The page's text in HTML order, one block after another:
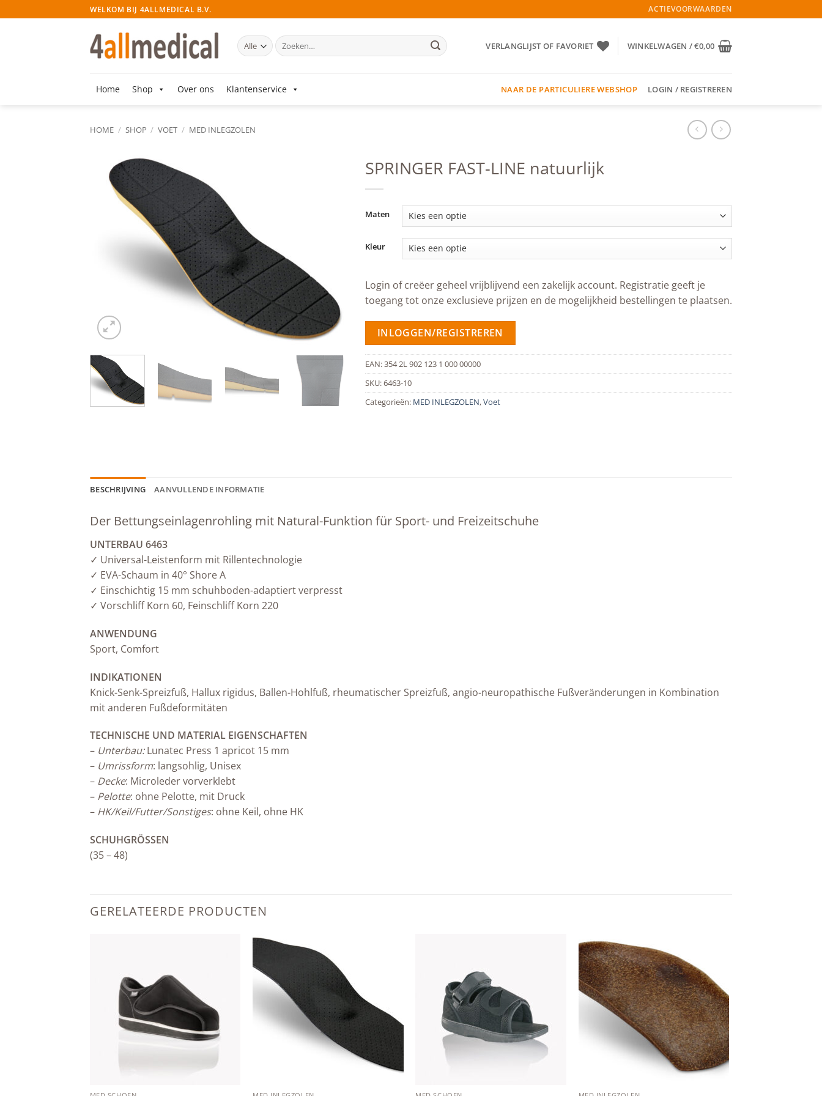
naar
WELKOM BIJ 4ALLMEDICAL B.V. ACTIEVOORWAARDEN
Zoeken
naar:
VERLANGLIJST OF FAVORIET WINKELWAGEN /€0,00
Home Shop Over ons Klantenservice NAAR DE PARTICULIERE WEBSHOP LOGIN / REGISTREREN
HOME / SHOP / VOET / MED INLEGZOLEN
SPRINGER FAST-LINE natuurlijk
Maten
Kleur
Login of creëer geheel vrijblijvend een zakelijk account. Registratie geeft je
toegang tot onze exclusieve prijzen en de mogelijkheid bestellingen te plaatsen.
INLOGGEN/REGISTREREN
EAN:354 2L 902 123 1 000 00000
SKU:6463-10
Categorieën: MED INLEGZOLEN,Voet
BESCHRIJVING AANVULLENDE INFORMATIE
Der Bettungseinlagenrohling mit Natural-Funktion für Sport- und Freizeitschuhe
UNTERBAU 6463
✓ Universal-Leistenform mit Rillentechnologie
✓ EVA-Schaum in 40° Shore A
✓ Einschichtig 15 mm schuhboden-adaptiert verpresst
✓ Vorschliff Korn 60, Feinschliff Korn 220
ANWENDUNG
Sport, Comfort
INDIKATIONEN
Knick-Senk-Spreizfuß, Hallux rigidus, Ballen-Hohlfuß, rheumatischer Spreizfuß, angio-neuropathische Fußveränderungen in Kombination
mit anderen Fußdeformitäten
TECHNISCHE UND MATERIAL EIGENSCHAFTEN
– Unterbau:Lunatec Press 1 apricot 15 mm
– Umrissform: langsohlig, Unisex
– Decke: Microleder vorverklebt
– Pelotte: ohne Pelotte, mit Druck
– HK/Keil/Futter/Sonstiges: ohne Keil, ohne HK
SCHUHGRÖSSEN
(35 – 48)
GERELATEERDE PRODUCTEN
Add to
wishlist